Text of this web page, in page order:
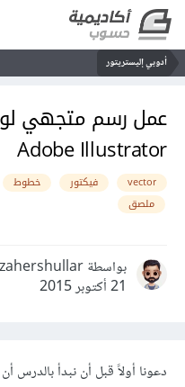
أدوبي إليستريتور
عمل رسم متجهي
Adobe Illustrator
vector فيكتور خطوط
ملصق
بواسطة zahershullar
21 أكتوبر 2015
دعونا أولاً قبل أن نبدأ